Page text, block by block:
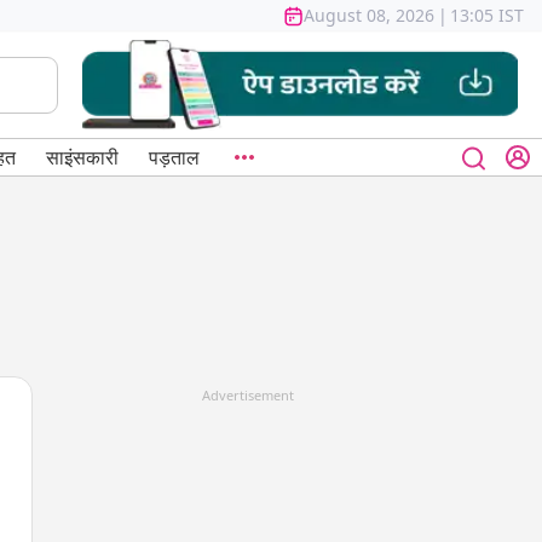
August 08, 2026 | 13:05 IST
साइंसकारी पड़ताल
Advertisement